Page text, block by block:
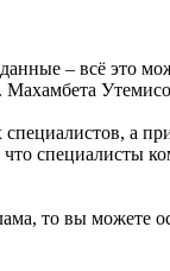
– всё это
а
специалисты
то вы можете